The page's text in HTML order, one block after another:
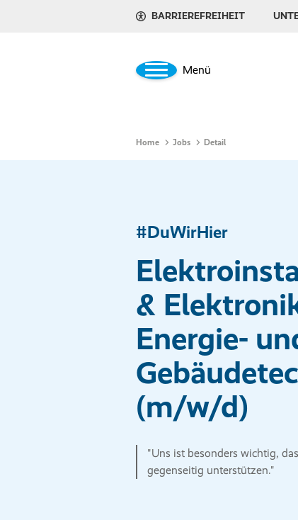
BARRIEREFREIHEIT
Menü
Home Jobs Detail
(m/w/d)
#DuWirHier
&
Energie-
(m/w/d)
"Uns ist besonders wichtig,
gegenseitig unterstützen."